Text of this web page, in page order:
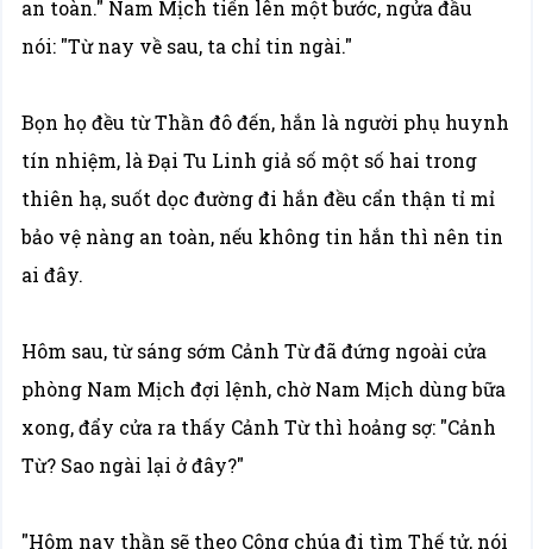
an toàn." Nam Mịch tiến lên một bước, ngửa đầu
nói: "Từ nay về sau, ta chỉ tin ngài."
Bọn họ đều từ Thần đô đến, hắn là người phụ huynh
tín nhiệm, là Đại Tu Linh giả số một số hai trong
thiên hạ, suốt dọc đường đi hắn đều cẩn thận tỉ mỉ
bảo vệ nàng an toàn, nếu không tin hắn thì nên tin
ai đây.
Hôm sau, từ sáng sớm Cảnh Từ đã đứng ngoài cửa
phòng Nam Mịch đợi lệnh, chờ Nam Mịch dùng bữa
xong, đẩy cửa ra thấy Cảnh Từ thì hoảng sợ: "Cảnh
Từ? Sao ngài lại ở đây?"
"Hôm nay thần sẽ theo Công chúa đi tìm Thế tử, nói